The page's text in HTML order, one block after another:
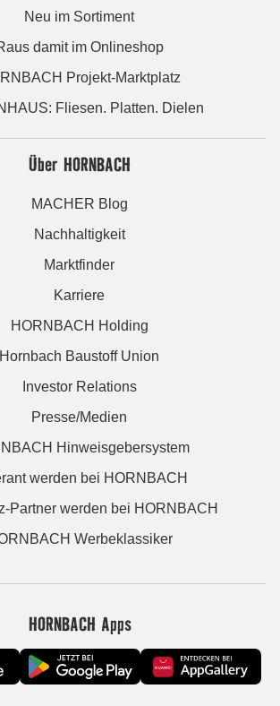
Neu im Sortiment
damit im Onlineshop
Projekt-Marktplatz
Fliesen. Platten. Dielen
Über HORNBACH
MACHER Blog
Nachhaltigkeit
Marktfinder
Karriere
HORNBACH Holding
Hornbach Baustoff Union
Investor Relations
Presse/Medien
Hinweisgebersystem
werden bei HORNBACH
Partner werden bei HORNBACH
Werbeklassiker
HORNBACH Apps